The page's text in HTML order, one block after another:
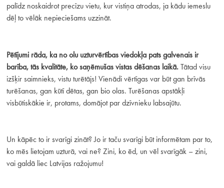
palīdz noskaidrot precīzu vietu, kur vistiņa atrodas, ja kādu iemeslu
dēļ to vēlāk nepieciešams uzzināt.
Pētījumi rāda, ka no olu uzturvērtības viedokļa pats galvenais ir
barība, tās kvalitāte, ko saņēmušas vistas dēšanas laikā.Tātad visu
izšķir saimnieks, vistu turētājs! Vienādi vērtīgas var būt gan brīvās
turēšanas, gan kūtī dētas, gan bio olas. Turēšanas apstākļi
visbūtiskākie ir, protams, domājot par dzīvnieku labsajūtu.
Un kāpēc to ir svarīgi zināt? Jo ir taču svarīgi būt informētam par to,
ko mēs lietojam uzturā, vai ne? Zini, ko ēd, un vēl svarīgāk – zini,
vai galdā liec Latvijas ražojumu!